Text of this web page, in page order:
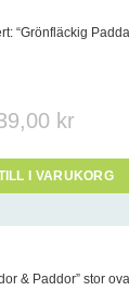
“Grönfläckig
kr
I VARUKORG
& Paddor” stor